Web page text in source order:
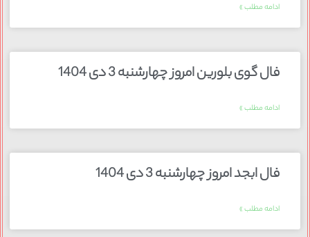
ادامه مطلب »
فال گوی بلورین امروز چهارشنبه 3 دی 1404
ادامه مطلب »
فال ابجد امروز چهارشنبه 3 دی 1404
ادامه مطلب »